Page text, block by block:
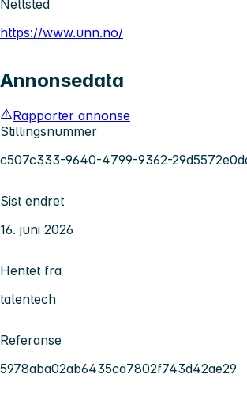
Nettsted
https://www.unn.no/
Annonsedata
Rapporter annonse
Stillingsnummer
c507c333-9640-4799-9362-
Sist endret
16. juni 2026
Hentet fra
talentech
Referanse
5978aba02ab6435ca7802f743d42ae29